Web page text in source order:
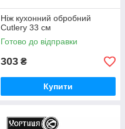
Ніж кухонний обробний
Cutlery 33 см
Готово до відправки
303 ₴
Купити